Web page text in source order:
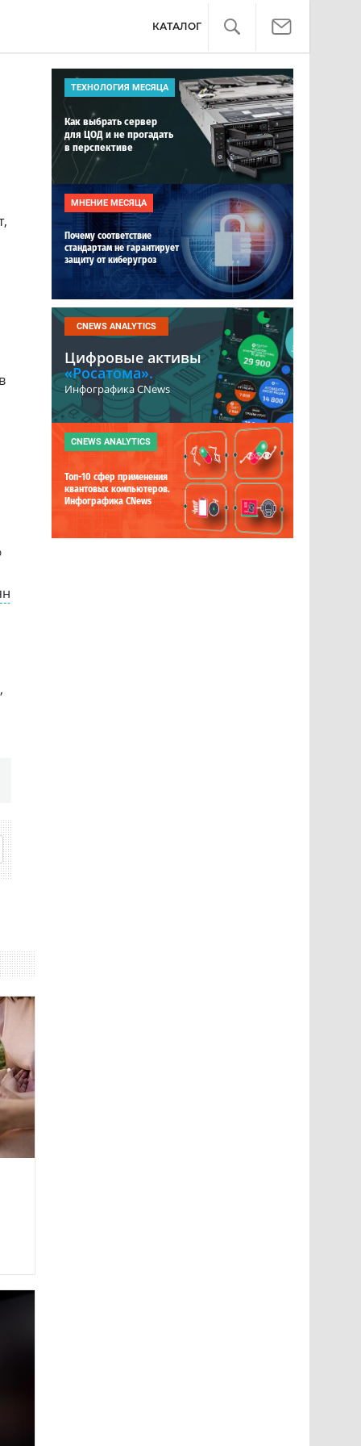
КАТАЛОГ
ТЕХНОЛОГИЯ МЕСЯЦА
Как выбрать сервер
для ЦОД и не прогадать
в перспективе
МНЕНИЕ МЕСЯЦА
Почему соответствие
стандартам не гарантирует
защиту от киберугроз
CNEWS ANALYTICS
Цифровые активы
«Росатома».
Инфографика CNews
CNEWS ANALYTICS
Топ-10 сфер применения
квантовых компьютеров.
Инфографика CNews